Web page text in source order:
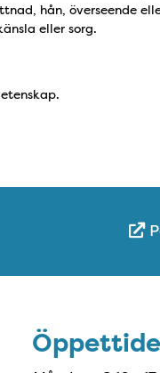
hån, överseende
eller sorg.